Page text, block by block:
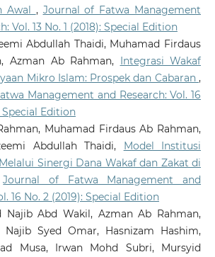
Awal , Journal of Fatwa Management
Vol. 13 No. 1 (2018): Special Edition
Abdullah Thaidi, Muhamad Firdaus
Azman Ab Rahman, Integrasi Wakaf
Mikro Islam: Prospek dan Cabaran,
Management and Research: Vol. 16
Special Edition
Muhamad Firdaus Ab Rahman,
Abdullah Thaidi, Model Institusi
Sinergi Dana Wakaf dan Zakat di
Journal of Fatwa Management and
16 No. 2 (2019): Special Edition
Najib Abd Wakil, Azman Ab Rahman,
Najib Syed Omar, Hasnizam Hashim,
Musa, Irwan Mohd Subri, Mursyid